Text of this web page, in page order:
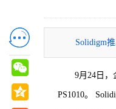
Solidigm
9月24日
PS1010。